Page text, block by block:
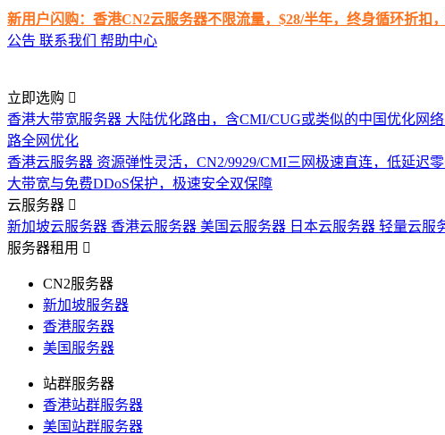
新用户闪购：香港CN2云服务器不限流量，$28/半年，终身循环折扣
公告 联系我们 帮助中心
立即选购
香港大带宽服务器 大陆优化路由，含CMI/CUG或类似的中国优化网络
路全网优化
香港云服务器 资源弹性灵活，CN2/9929/CMI三网极速直连，低延迟
大带宽与免费DDoS保护，极速安全双保障
云服务器
新加坡云服务器 香港云服务器 美国云服务器 日本云服务器 轻量云服
服务器租用
CN2服务器
新加坡服务器
香港服务器
美国服务器
站群服务器
香港站群服务器
美国站群服务器